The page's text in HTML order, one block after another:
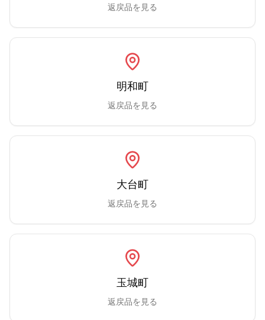
返戻品を見る
明和町
返戻品を見る
大台町
返戻品を見る
玉城町
返戻品を見る